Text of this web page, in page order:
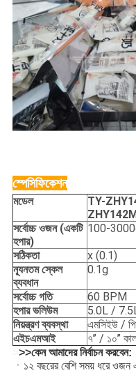
স্পেসিফিকেশন
মডেল TY-
সর্বোচ্চ ওজন (একটি
হপার)
100-
সঠিকতা
x (0.1)
ন্যূনতম স্কেল
ব্যবধান
0.1g
সর্বোচ্চ গতি
60 BPM
হপার ভলিউম
5.0L /
নিয়ন্ত্রণ ব্যবস্থা
এমসিইউ /
এইচএমআই
৭’’ / ১০’’
>>>কেন আমাদের নির্বাচন করবেন:
ㆍ১২ বছরের বেশি সময় ধরে ওজন